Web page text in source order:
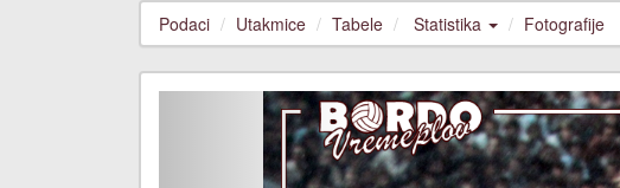
Podaci Utakmice Tabele Statistika Fotografije
Previous